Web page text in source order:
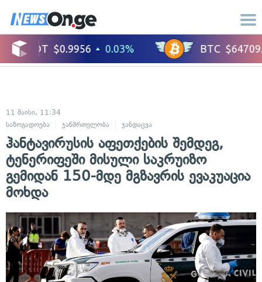
11 მაისი, 11:34
საზოგადოება
ჯანმრთელობა ჯანდაცვა
ჰანტავირუსის აფეთქების შემდეგ,
ტენერიფეში მისული საკრუიზო
გემიდან 150-მდე მგზავრის ევაკუაცია
მოხდა